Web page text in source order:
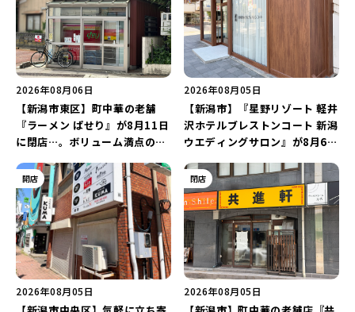
2026年08月06日
【新潟市東区】町中華の老舗
『ラーメン ぱせり』が8月11日
に閉店…。ボリューム満点の名
2026年08月05日
【新潟市】『星野リゾート 軽井
沢ホテルブレストンコート 新潟
ウエディングサロン』が8月6日
グを万代で相談しよう♪
開店
2026年08月05日
閉店
2026年08月05日